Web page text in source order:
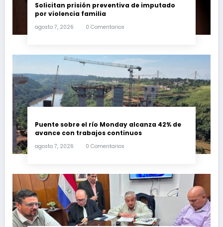
Solicitan prisión preventiva de imputado
por violencia familia
agosto 7, 2026 0 Comentarios
Puente sobre el río Monday alcanza 42% de
avance con trabajos continuos
agosto 7, 2026 0 Comentarios